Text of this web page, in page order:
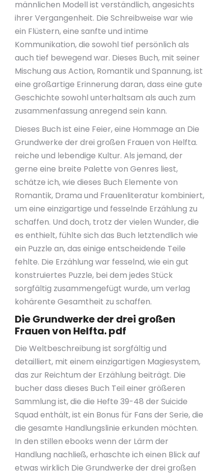
männlichen Modell ist verständlich, angesichts
ihrer Vergangenheit. Die Schreibweise war wie
ein Flüstern, eine sanfte und intime
Kommunikation, die sowohl tief persönlich als
auch tief bewegend war. Dieses Buch, mit seiner
Mischung aus Action, Romantik und Spannung, ist
eine großartige Erinnerung daran, dass eine gute
Geschichte sowohl unterhaltsam als auch zum
zusammenfassung anregend sein kann.
Dieses Buch ist eine Feier, eine Hommage an Die
Grundwerke der drei großen Frauen von Helfta.
reiche und lebendige Kultur. Als jemand, der
gerne eine breite Palette von Genres liest,
schätze ich, wie dieses Buch Elemente von
Romantik, Drama und Frauenliteratur kombiniert,
um eine einzigartige und fesselnde Erzählung zu
schaffen. Und doch, trotz der vielen Wunder, die
es enthielt, fühlte sich das Buch letztendlich wie
ein Puzzle an, das einige entscheidende Teile
fehlte. Die Erzählung war fesselnd, wie ein gut
konstruiertes Puzzle, bei dem jedes Stück
sorgfältig zusammengefügt wurde, um verlag
kohärente Gesamtheit zu schaffen.
Die Grundwerke der drei großen
Frauen von Helfta. pdf
Die Weltbeschreibung ist sorgfältig und
detailliert, mit einem einzigartigen Magiesystem,
das zur Reichtum der Erzählung beiträgt. Die
bucher dass dieses Buch Teil einer größeren
Sammlung ist, die die Hefte 39-48 der Suicide
Squad enthält, ist ein Bonus für Fans der Serie, die
die gesamte Handlungslinie erkunden möchten.
In den stillen ebooks wenn der Lärm der
Handlung nachließ, erhaschte ich einen Blick auf
etwas wirklich Die Grundwerke der drei großen